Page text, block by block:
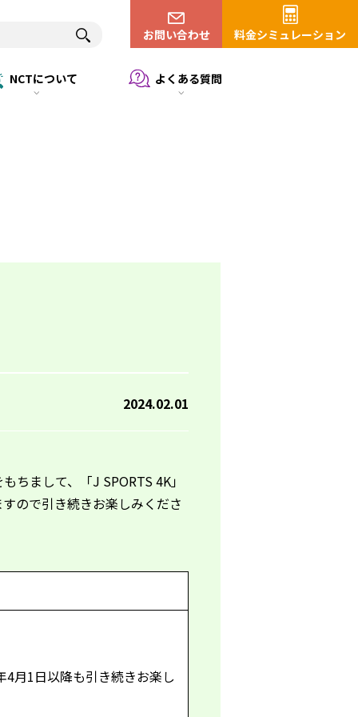
お問い合わせ 料金シミュレーション
NCTについて よくある質問
2024.02.01
ちまして、「J SPORTS 4K」
ので引き続きお楽しみくださ
4月1日以降も引き続きお楽し